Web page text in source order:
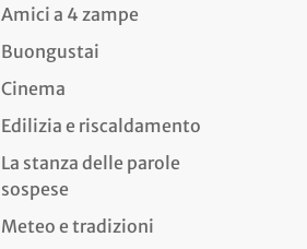
Amici a 4 zampe
Buongustai
Cinema
Edilizia e riscaldamento
La stanza delle parole
sospese
Meteo e tradizioni